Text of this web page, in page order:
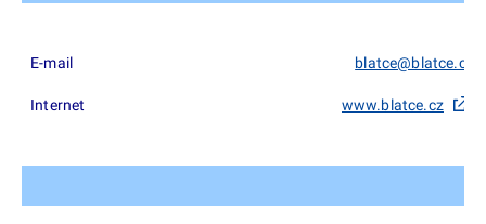
E-mail blatce@blatce.cz
Internet www.blatce.cz